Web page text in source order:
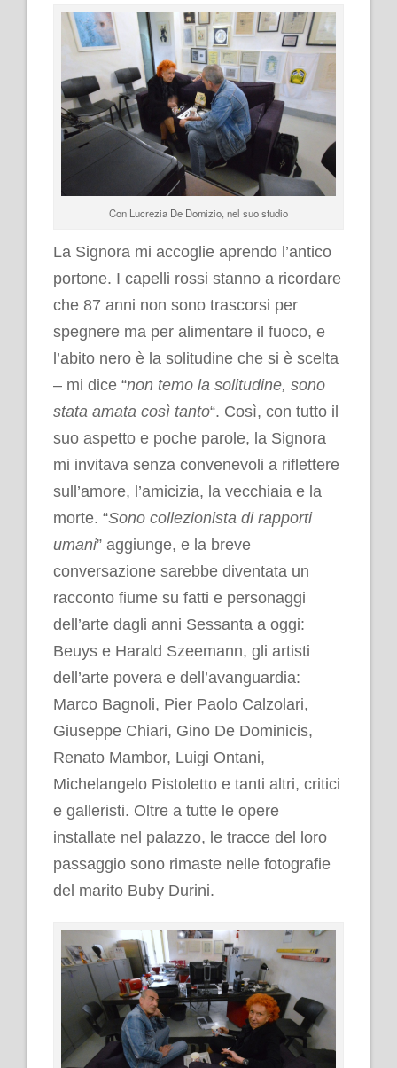
Con Lucrezia De Domizio, nel suo studio
La Signora mi accoglie aprendo l’antico
portone. I capelli rossi stanno a ricordare
che 87 anni non sono trascorsi per
spegnere ma per alimentare il fuoco, e
l’abito nero è la solitudine che si è scelta
– mi dice “non temo la solitudine, sono
stata amata così tanto“. Così, con tutto il
suo aspetto e poche parole, la Signora
mi invitava senza convenevoli a riflettere
sull’amore, l’amicizia, la vecchiaia e la
morte. “Sono collezionista di rapporti
umani” aggiunge, e la breve
conversazione sarebbe diventata un
racconto fiume su fatti e personaggi
dell’arte dagli anni Sessanta a oggi:
Beuys e Harald Szeemann, gli artisti
dell’arte povera e dell’avanguardia:
Marco Bagnoli, Pier Paolo Calzolari,
Giuseppe Chiari, Gino De Dominicis,
Renato Mambor, Luigi Ontani,
Michelangelo Pistoletto e tanti altri, critici
e galleristi. Oltre a tutte le opere
installate nel palazzo, le tracce del loro
passaggio sono rimaste nelle fotografie
del marito Buby Durini.